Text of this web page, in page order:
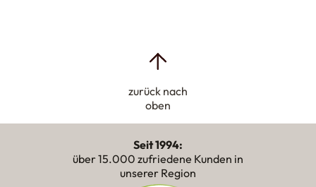
zurück nach
oben
Seit 1994:
über 15.000 zufriedene Kunden in
unserer Region